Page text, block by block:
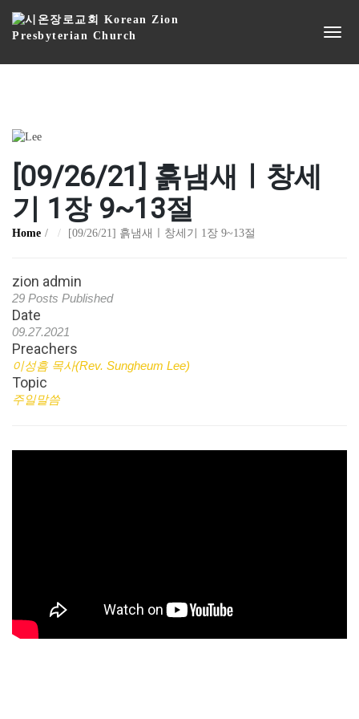
[09/26/21] 흙냄새ㅣ창세
기 1장 9~13절
Home [09/26/21] 흙냄새ㅣ창세기 1장 9~13절
zion admin
29 Posts Published
Date
09.27.2021
Preachers
이성흠 목사(Rev. Sungheum Lee)
Topic
주일말씀